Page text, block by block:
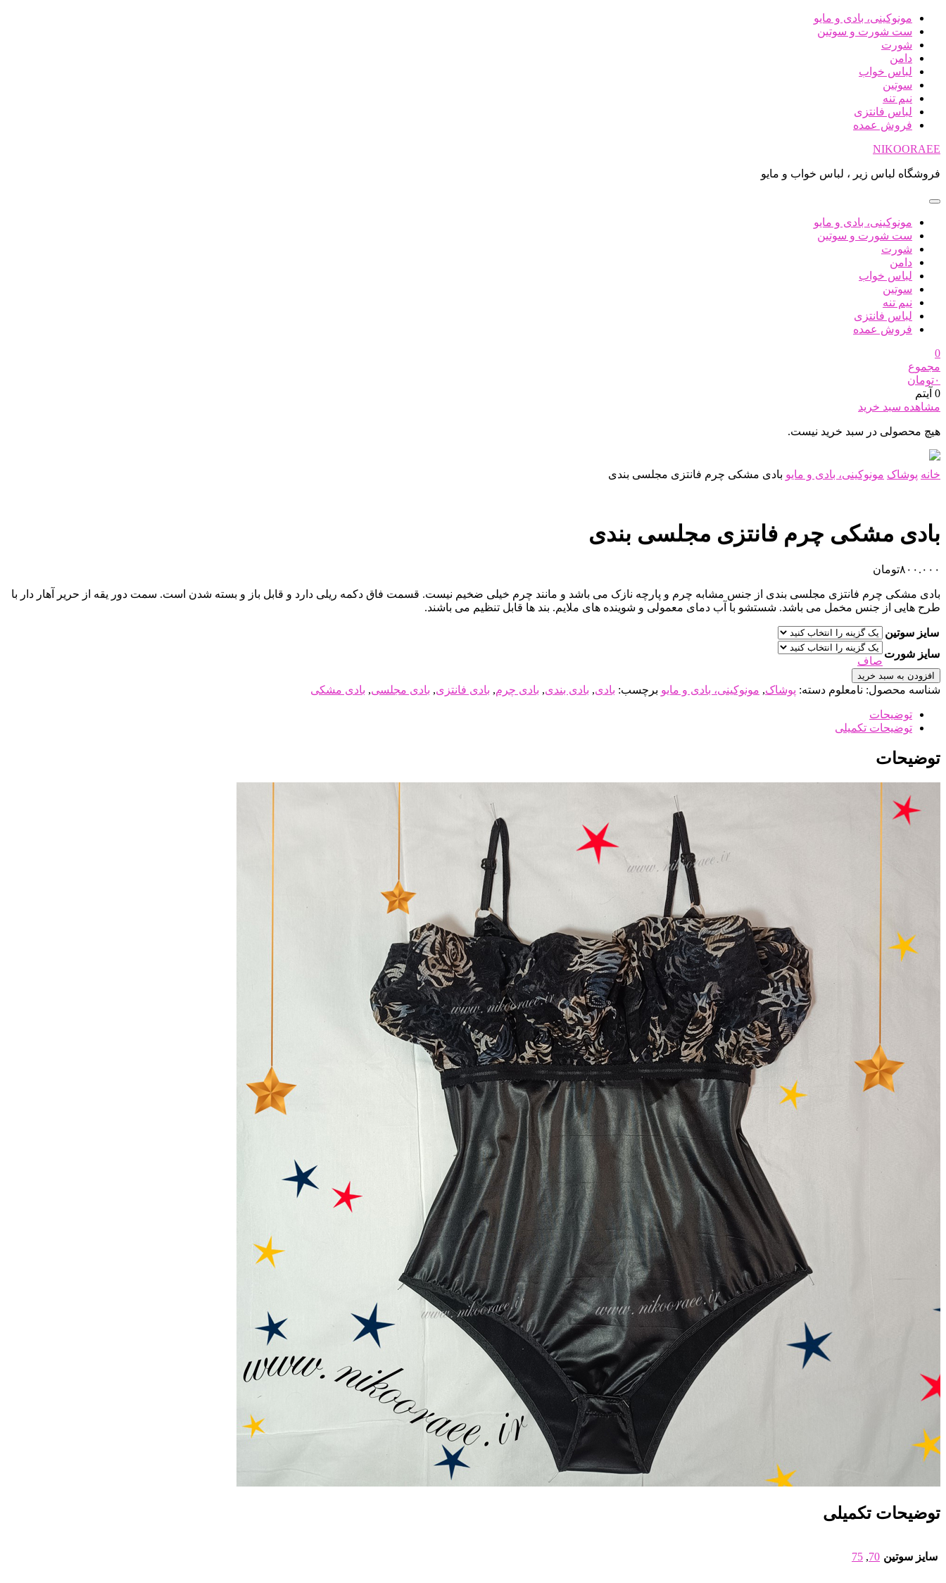
پرش
محتوا
مونوکینی، بادی و مایو
ست شورت و سوتین
شورت
دامن
لباس خواب
سوتین
نیم تنه
لباس فانتزی
فروش عمده
NIKOORAEE
فروشگاه لباس زیر ، لباس خواب و مایو
مونوکینی، بادی و مایو
ست شورت و سوتین
شورت
دامن
لباس خواب
سوتین
نیم تنه
لباس فانتزی
فروش عمده
0
مجموع
۰تومان
0 آیتم
مشاهده سبد خرید
هیچ محصولی در سبد خرید نیست.
خانه پوشاک مونوکینی، بادی و مایو بادی مشکی چرم فانتزی مجلسی بندی
بادی مشکی چرم فانتزی مجلسی بندی
۸۰۰.۰۰۰تومان
بادی مشکی چرم فانتزی مجلسی بندی از جنس مشابه چرم و پارچه نازک می باشد و مانند چرم خیلی ضخیم نیست. قسمت فاق دکمه ریلی دارد و قابل باز و بسته شدن است. سمت دور یقه از حریر آهار دار با
طرح هایی از جنس مخمل می باشد. شستشو با آب دمای معمولی و شوینده های ملایم. بند ها قابل تنظیم می باشند.
سایز سوتین
سایز شورت
صاف
افزودن به سبد خرید
شناسه محصول: نامعلوم دسته: پوشاک, مونوکینی، بادی و مایو برچسب: بادی, بادی بندی, بادی چرم, بادی فانتزی, بادی مجلسی, بادی مشکی
توضیحات
توضیحات تکمیلی
توضیحات
توضیحات تکمیلی
سایز سوتین 70
,
75